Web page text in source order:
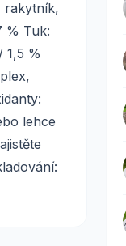
rakytník,
% Tuk:
1,5 %
lehce